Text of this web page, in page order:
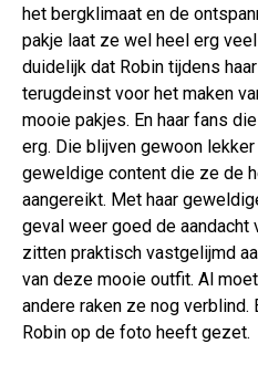
het bergklimaat en de
pakje laat ze wel heel erg
duidelijk dat Robin tijdens
terugdeinst voor het maken
mooie pakjes. En haar fans
erg. Die blijven gewoon
geweldige content die ze de
aangereikt. Met haar
geval weer goed de aandacht
zitten praktisch vastgelijmd
van deze mooie outfit. Al
andere raken ze nog
Robin op de foto heeft gezet.